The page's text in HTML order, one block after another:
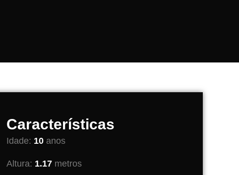
Características
Idade: 10 anos
Altura: 1.17 metros